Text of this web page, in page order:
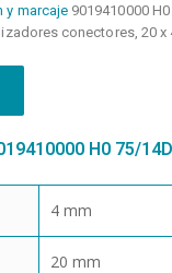
y marcaje 9019410000
conectores, 20 x
H0 75/14D
4 mm
20 mm